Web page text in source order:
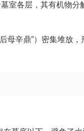
室各层，其有机物
母辛鼎”）密集堆放